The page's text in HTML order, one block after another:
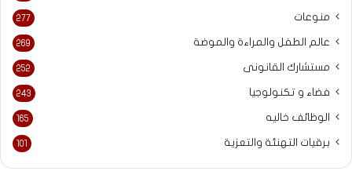
منوعات 277
عالم الطفل والمراءة والموضة 269
مستشارك القانونى 252
فضاء و تكنولوجيا 243
الوظائف خاليه 165
برقيات التهنئة والتعزية 101